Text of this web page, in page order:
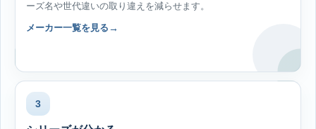
ーズ名や世代違いの取り違えを減らせます。
メーカー一覧を見る
3